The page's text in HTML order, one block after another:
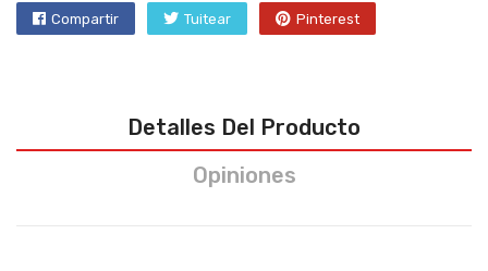
Compartir Tuitear Pinterest
Detalles Del Producto
Opiniones